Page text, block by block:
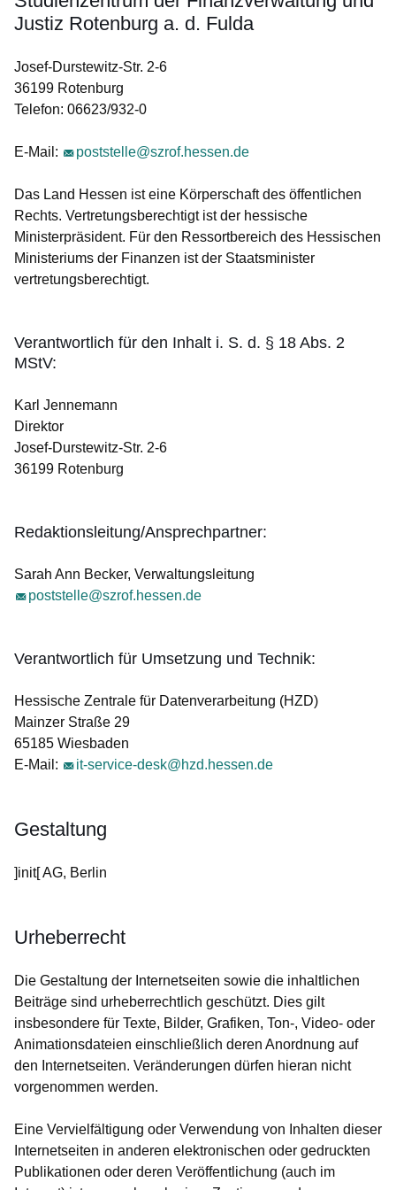
Justiz Rotenburg a. d. Fulda
Josef-Durstewitz-Str. 2-6
36199 Rotenburg
Telefon: 06623/932-0
E-Mail: poststelle@szrof.hessen.de
Das Land Hessen ist eine Körperschaft des öffentlichen
Rechts. Vertretungsberechtigt ist der hessische
Ministerpräsident. Für den Ressortbereich des Hessischen
Ministeriums der Finanzen ist der Staatsminister
vertretungsberechtigt.
Verantwortlich für den Inhalt i. S. d. § 18 Abs. 2
MStV:
Karl Jennemann
Direktor
Josef-Durstewitz-Str. 2-6
36199 Rotenburg
Redaktionsleitung/Ansprechpartner:
Sarah Ann Becker, Verwaltungsleitung
poststelle@szrof.hessen.de
Verantwortlich für Umsetzung und Technik:
Hessische Zentrale für Datenverarbeitung (HZD)
Mainzer Straße 29
65185 Wiesbaden
E-Mail:
it-service-desk@hzd.hessen.de
Gestaltung
]init[ AG, Berlin
Urheberrecht
Die Gestaltung der Internetseiten sowie die inhaltlichen
Beiträge sind urheberrechtlich geschützt. Dies gilt
insbesondere für Texte, Bilder, Grafiken, Ton-, Video- oder
Animationsdateien einschließlich deren Anordnung auf
den Internetseiten. Veränderungen dürfen hieran nicht
vorgenommen werden.
Eine Vervielfältigung oder Verwendung von Inhalten dieser
Internetseiten in anderen elektronischen oder gedruckten
Publikationen oder deren Veröffentlichung (auch im